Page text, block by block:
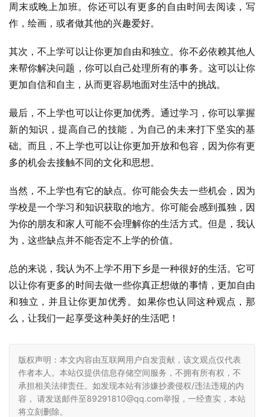
周末或晚上加班。你还可以有更多的自由时间去阅读，写
作，绘画，或者做其他的兴趣爱好。
其次，不上学可以让你更加自由和独立。你不必依赖其他人
来帮你解决问题，你可以自己处理所有的事务。这可以让你
更加自信和自主，从而更容易地面对生活中的挑战。
最后，不上学也可以让你更加优秀。通过学习，你可以掌握
新的知识，提高自己的技能，为自己的未来打下坚实的基
础。而且，不上学也可以让你更加开放和包容，因为你有更
多的机会去接触不同的文化和思想。
当然，不上学也有它的缺点。你可能会失去一些机会，因为
学校是一个学习和知识获取的地方。你可能会感到孤独，因
为你的朋友和家人可能不会理解你的生活方式。但是，我认
为，这些缺点并不能否定不上学的价值。
总的来说，我认为不上学不用下乡是一种很好的生活。它可
以让你有更多的时间去做一些你真正想做的事情，更加自由
和独立，并且让你更加优秀。如果你也认同这种观点，那
么，让我们一起享受这种美好的生活吧！
版权声明：本文内容由互联网用户自发贡献，该文观点仅代表
作者本人。本站仅提供信息存储空间服务，不拥有所有权，不
承担相关法律责任。如发现本站有涉嫌抄袭侵权/违法违规的内
容， 请发送邮件至89291810@qq.com举报，一经查实，本站
将立刻删除。